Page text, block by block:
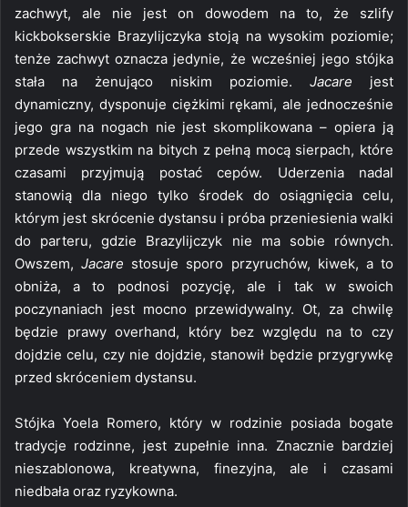
zachwyt, ale nie jest on dowodem na to, że szlify
kickbokserskie Brazylijczyka stoją na wysokim poziomie;
tenże zachwyt oznacza jedynie, że wcześniej jego stójka
stała na żenująco niskim poziomie. Jacare jest
dynamiczny, dysponuje ciężkimi rękami, ale jednocześnie
jego gra na nogach nie jest skomplikowana – opiera ją
przede wszystkim na bitych z pełną mocą sierpach, które
czasami przyjmują postać cepów. Uderzenia nadal
stanowią dla niego tylko środek do osiągnięcia celu,
którym jest skrócenie dystansu i próba przeniesienia walki
do parteru, gdzie Brazylijczyk nie ma sobie równych.
Owszem,Jacare stosuje sporo przyruchów, kiwek, a to
obniża, a to podnosi pozycję, ale i tak w swoich
poczynaniach jest mocno przewidywalny. Ot, za chwilę
będzie prawy overhand, który bez względu na to czy
dojdzie celu, czy nie dojdzie, stanowił będzie przygrywkę
przed skróceniem dystansu.
Stójka Yoela Romero, który w rodzinie posiada bogate
tradycje rodzinne, jest zupełnie inna. Znacznie bardziej
nieszablonowa, kreatywna, finezyjna, ale i czasami
niedbała oraz ryzykowna.